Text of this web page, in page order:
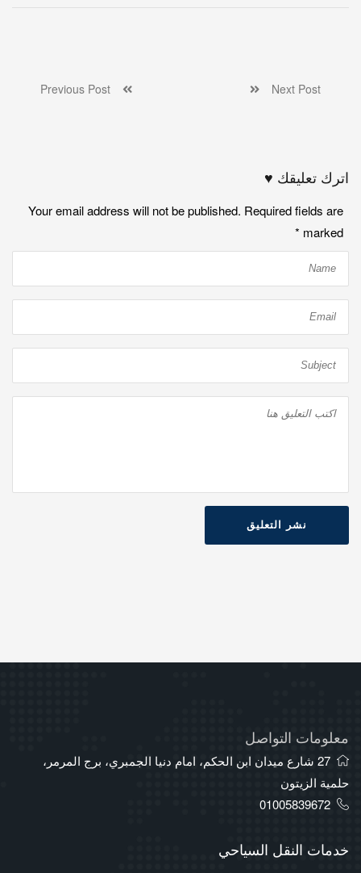
Next Post
اترك تعليقك ♥
Your email address will not be published. Required fields are
marked
*
نشر التعليق
معلومات التواصل
27 شارع ميدان ابن الحكم، امام دنيا الجمبري، برج المرمر،
حلمية الزيتون
01005839672
خدمات النقل السياحي